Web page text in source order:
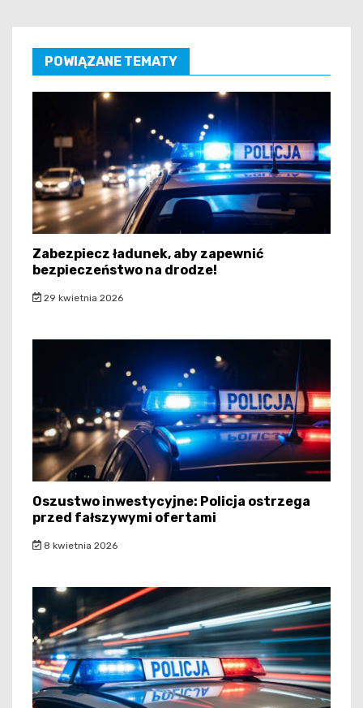
POWIĄZANE TEMATY
Zabezpiecz ładunek, aby zapewnić
bezpieczeństwo na drodze!
29 kwietnia 2026
Oszustwo inwestycyjne: Policja ostrzega
przed fałszywymi ofertami
8 kwietnia 2026